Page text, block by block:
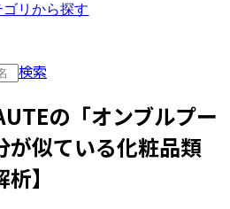
ゴリから探す
検索
の「オンブルプー
が似ている化粧品類
】